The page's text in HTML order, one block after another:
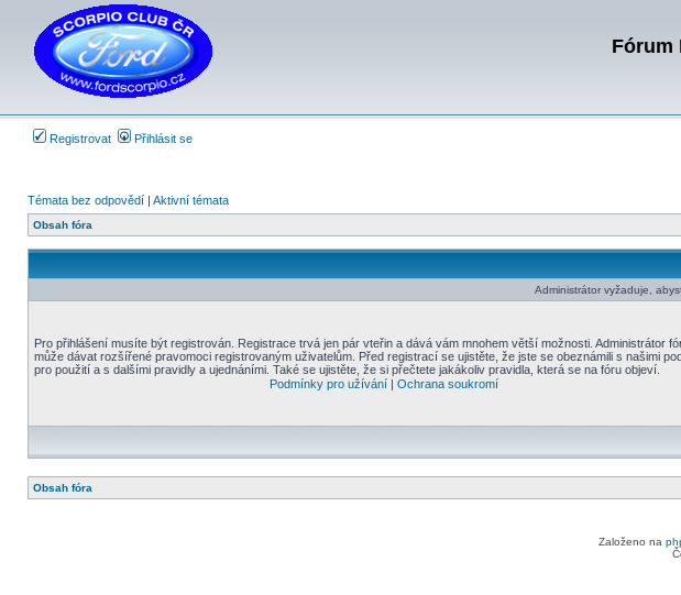
Fórum
Registrovat Přihlásit se
Témata bez odpovědí | Aktivní témata
Obsah fóra
Administrátor vyžaduje,
Pro přihlášení musíte být registrován. Registrace trvá jen pár vteřin a dává vám mnohem větší možnosti. Administrátor
může dávat rozšířené pravomoci registrovaným uživatelům. Před registrací se ujistěte, že jste se obeznámili s našimi
pro použití a s dalšími pravidly a ujednáními. Také se ujistěte, že si přečtete jakákoliv pravidla, která se na fóru objeví.
Podmínky pro užívání| Ochrana soukromí
Obsah fóra
Založeno na